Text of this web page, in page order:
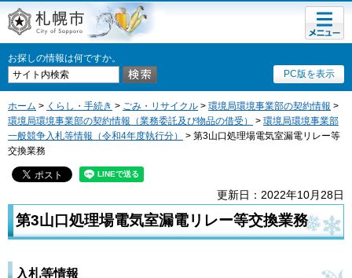
札幌市
お探しの情報は何ですか。
PC版を表示
メニュ
ー
ホーム > くらし・手続き > ごみ・リサイクル > 環境局環境事業部の契約情報 >
環境局環境事業部の契約情報（業務委託及び物品の借受）
> 環境局環境事業部
一般競争入札等情報（令和4年度執行分）
> 第3山口処理場電気室漏電リレー等
交換業務
更新日：2022年10月28日
第3山口処理場電気室漏電リレー等交換業務
入札等情報